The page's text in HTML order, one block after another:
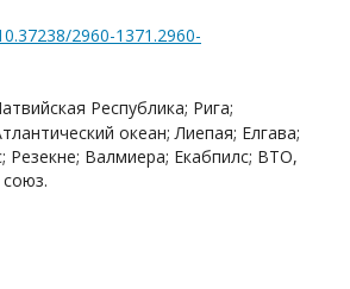
2960-1371.2960-
Республика; Рига;
океан; Лиепая; Елгава;
Резекне; Валмиера; Екабпилс; ВТО,